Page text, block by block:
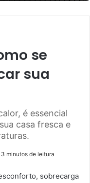
se
sua
é essencial
casa fresca e
3 minutos de leitura
sobrecarga